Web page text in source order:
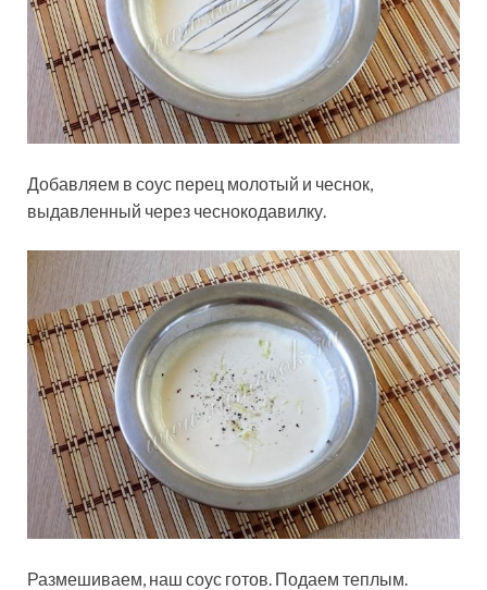
Добавляем в соус перец молотый и чеснок,
выдавленный через чеснокодавилку.
Размешиваем, наш соус готов. Подаем теплым.